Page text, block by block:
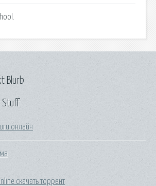
Stuff
онлайн
скачать торрент
Blurb